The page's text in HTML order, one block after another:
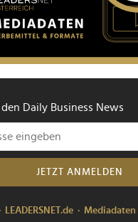
Daily Business News
JETZT ANMELDEN
LEADERSNET.de Mediadaten